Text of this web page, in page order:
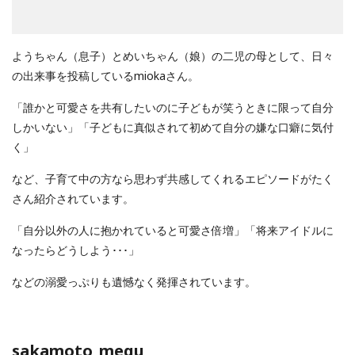
ようちゃん（息子）とめいちゃん（娘）の二児の母として、日々
の出来事を投稿しているmiokaさん。
「誰かと可愛さを共有したいのに子どもが笑うときに限って自分
しかいない」「子どもに真似されて初めて自分の嫌な口癖に気付
く」
など、子育て中の方なら思わず共感してくれるエピソードがたく
さん紹介されています。
「自分以外の人に抱かれていると可愛さ倍増」「将来アイドルに
なったらどうしよう･･･」
などの溺愛っぷりも遺憾なく発揮されています。
sakamoto_megu